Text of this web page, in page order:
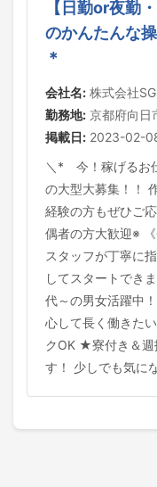
【日勤or夜勤
のかんたんな
＊
会社名: 株式会社
勤務地: 京都府向日
掲載日: 2023-02-
＼* 今！稼げるお
の大型大募集！！
経験の方もぜひご
偶者の方大歓迎※
スタッフが丁寧に
してスタートでき
代～の男女活躍中
心して長く働きた
クOK ★寮付き＆週
す！ 少しでも気に